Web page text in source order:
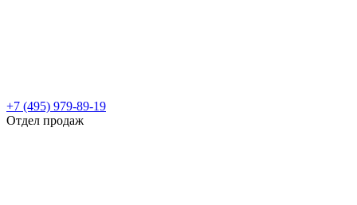
+7 (495) 979-89-19
Отдел продаж